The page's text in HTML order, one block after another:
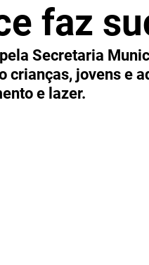
faz
Secretaria
crianças, jovens e
e lazer.